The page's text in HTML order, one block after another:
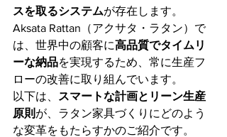
スを取るシステムが存在します。
Aksata Rattan（アクサタ・ラタン）で
は、世界中の顧客に高品質でタイムリ
ーな納品を実現するため、常に生産フ
ローの改善に取り組んでいます。
以下は、
スマートな計画とリーン生産
原則 が、ラタン家具づくりにどのよう
な変革をもたらすかのご紹介です。